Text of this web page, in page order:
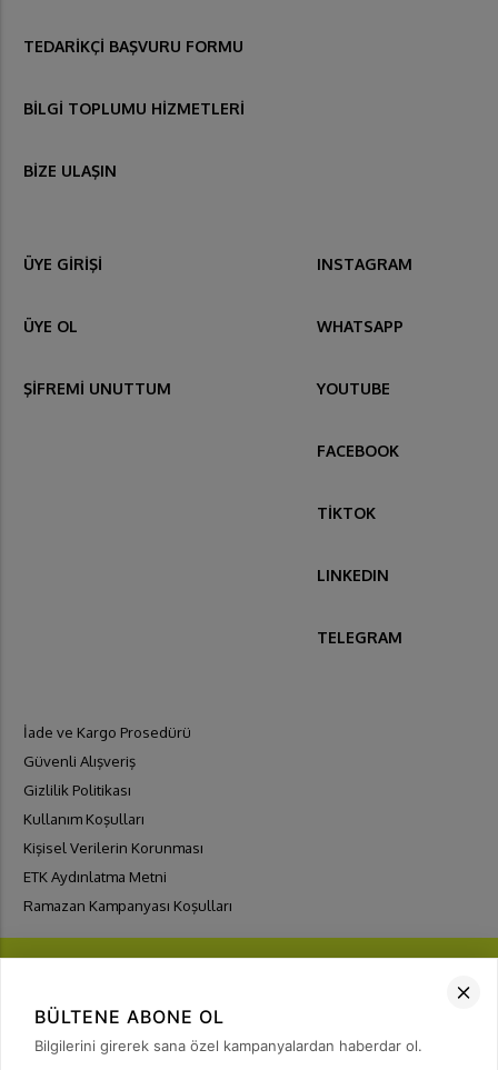
TEDARİKÇİ BAŞVURU FORMU
BİLGİ TOPLUMU HİZMETLERİ
BİZE ULAŞIN
ÜYE GİRİŞİ
ÜYE OL
ŞİFREMİ UNUTTUM
INSTAGRAM
WHATSAPP
YOUTUBE
FACEBOOK
TİKTOK
LINKEDIN
TELEGRAM
İade ve Kargo Prosedürü
Güvenli Alışveriş
Gizlilik Politikası
Kullanım Koşulları
Kişisel Verilerin Korunması
ETK Aydınlatma Metni
Ramazan Kampanyası Koşulları
BÜLTENE ABONE OL
Bilgilerini girerek sana özel kampanyalardan haberdar ol.